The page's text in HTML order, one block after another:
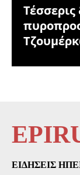
ΕΙΔΉΣΕΙΣ